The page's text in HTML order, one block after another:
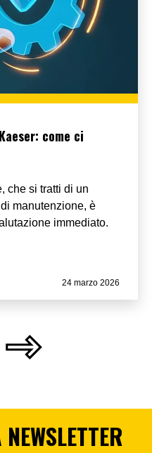
come ci
che si tratti di un
manutenzione, è
immediato.
24 marzo 2026